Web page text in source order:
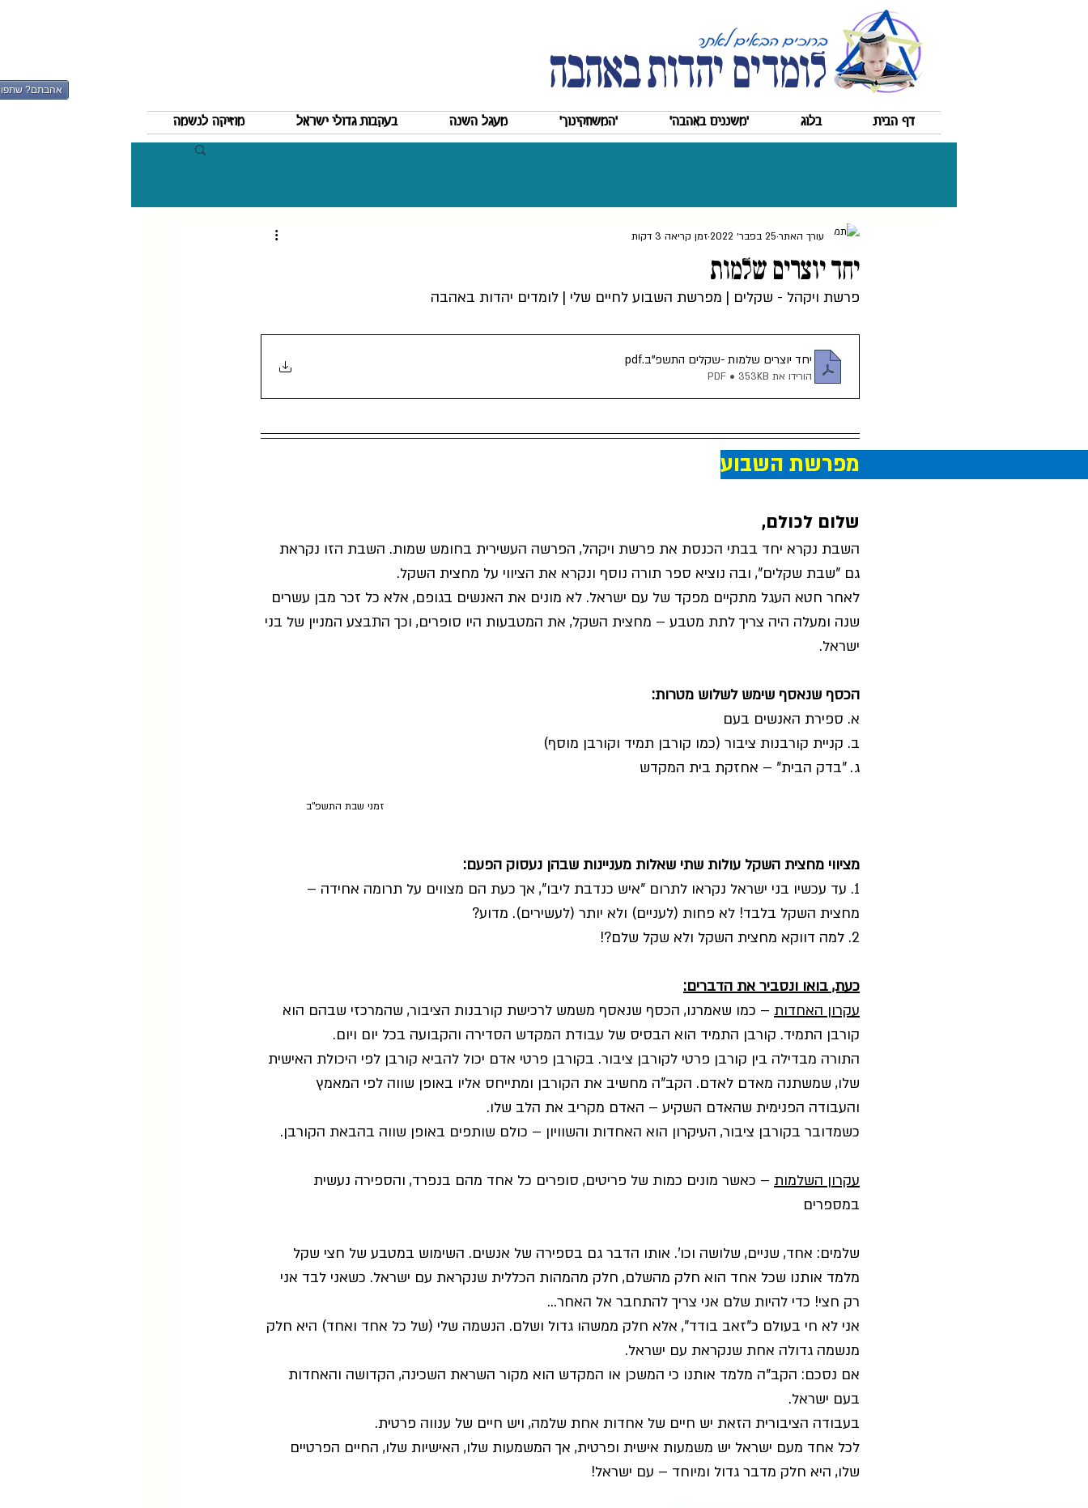
אהבתם? שתפו לומדים יהדות באהבה
דף הבית בלוג 'משננים באהבה' 'המשחקינוך' מעגל השנה בעקבות גדולי ישראל מוזיקה לנשמה
יחד יוצרים שלמות
עורך האתר 25 בפבר׳ 2022 זמן קריאה 3 דקות
פרשת ויקהל - שקלים | מפרשת השבוע לחיים שלי | לומדים יהדות באהבה
יחד יוצרים שלמות -שקלים התשפ''ב.pdf
הורידו את PDF • 353KB
מפרשת השבוע
שלום לכולם,
השבת נקרא יחד בבתי הכנסת את פרשת ויקהל, הפרשה העשירית בחומש שמות. השבת הזו נקראת
גם "שבת שקלים", ובה נוציא ספר תורה נוסף ונקרא את הציווי על מחצית השקל.
לאחר חטא העגל מתקיים מפקד של עם ישראל. לא מונים את האנשים בגופם, אלא כל זכר מבן עשרים
שנה ומעלה היה צריך לתת מטבע – מחצית השקל, את המטבעות היו סופרים, וכך התבצע המניין של בני
ישראל.
זמני שבת התשפ''ב
הכסף שנאסף שימש לשלוש מטרות:
א. ספירת האנשים בעם
ב. קניית קורבנות ציבור (כמו קורבן תמיד וקורבן מוסף)
ג. "בדק הבית" – אחזקת בית המקדש
מציווי מחצית השקל עולות שתי שאלות מעניינות שבהן נעסוק הפעם:
1. עד עכשיו בני ישראל נקראו לתרום "איש כנדבת ליבו", אך כעת הם מצווים על תרומה אחידה –
מחצית השקל בלבד! לא פחות (לעניים) ולא יותר (לעשירים). מדוע?
2. למה דווקא מחצית השקל ולא שקל שלם?!
כעת, בואו ונסביר את הדברים:
עקרון האחדות – כמו שאמרנו, הכסף שנאסף משמש לרכישת קורבנות הציבור, שהמרכזי שבהם הוא
קורבן התמיד. קורבן התמיד הוא הבסיס של עבודת המקדש הסדירה והקבועה בכל יום ויום.
התורה מבדילה בין קורבן פרטי לקורבן ציבור. בקורבן פרטי אדם יכול להביא קורבן לפי היכולת האישית
שלו, שמשתנה מאדם לאדם. הקב"ה מחשיב את הקורבן ומתייחס אליו באופן שווה לפי המאמץ
והעבודה הפנימית שהאדם השקיע – האדם מקריב את הלב שלו.
כשמדובר בקורבן ציבור, העיקרון הוא האחדות והשוויון – כולם שותפים באופן שווה בהבאת הקורבן.
עקרון השלמות – כאשר מונים כמות של פריטים, סופרים כל אחד מהם בנפרד, והספירה נעשית
במספרים
שלמים: אחד, שניים, שלושה וכו'. אותו הדבר גם בספירה של אנשים. השימוש במטבע של חצי שקל
מלמד אותנו שכל אחד הוא חלק מהשלם, חלק מהמהות הכללית שנקראת עם ישראל. כשאני לבד אני
רק חצי! כדי להיות שלם אני צריך להתחבר אל האחר...
אני לא חי בעולם כ"זאב בודד", אלא חלק ממשהו גדול ושלם. הנשמה שלי (של כל אחד ואחד) היא חלק
מנשמה גדולה אחת שנקראת עם ישראל.
אם נסכם: הקב"ה מלמד אותנו כי המשכן או המקדש הוא מקור השראת השכינה, הקדושה והאחדות
בעם ישראל.
בעבודה הציבורית הזאת יש חיים של אחדות אחת שלמה, ויש חיים של ענווה פרטית.
לכל אחד מעם ישראל יש משמעות אישית ופרטית, אך המשמעות שלו, האישיות שלו, החיים הפרטיים
שלו, היא חלק מדבר גדול ומיוחד – עם ישראל!